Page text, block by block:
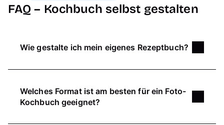
FAQ – Kochbuch selbst gestalten
Wie gestalte ich mein eigenes Rezeptbuch?
Mit unserem Online-Designer, der Pixum App
verschiedene Gestaltungsmöglichkeitenfür
dein Foto-Kochbuch zur Auswahl. Benötigst du
Welches Format ist am besten für ein Foto-
Kochbuch geeignet?